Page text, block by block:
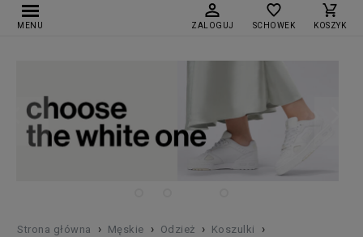
MENU ZALOGUJ SCHOWEK KOSZYK
Strona główna › Męskie › Odzież › Koszulki ›